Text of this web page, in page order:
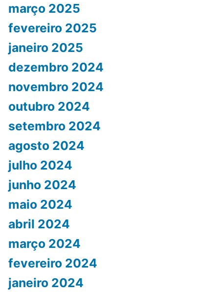
março 2025
fevereiro 2025
janeiro 2025
dezembro 2024
novembro 2024
outubro 2024
setembro 2024
agosto 2024
julho 2024
junho 2024
maio 2024
abril 2024
março 2024
fevereiro 2024
janeiro 2024